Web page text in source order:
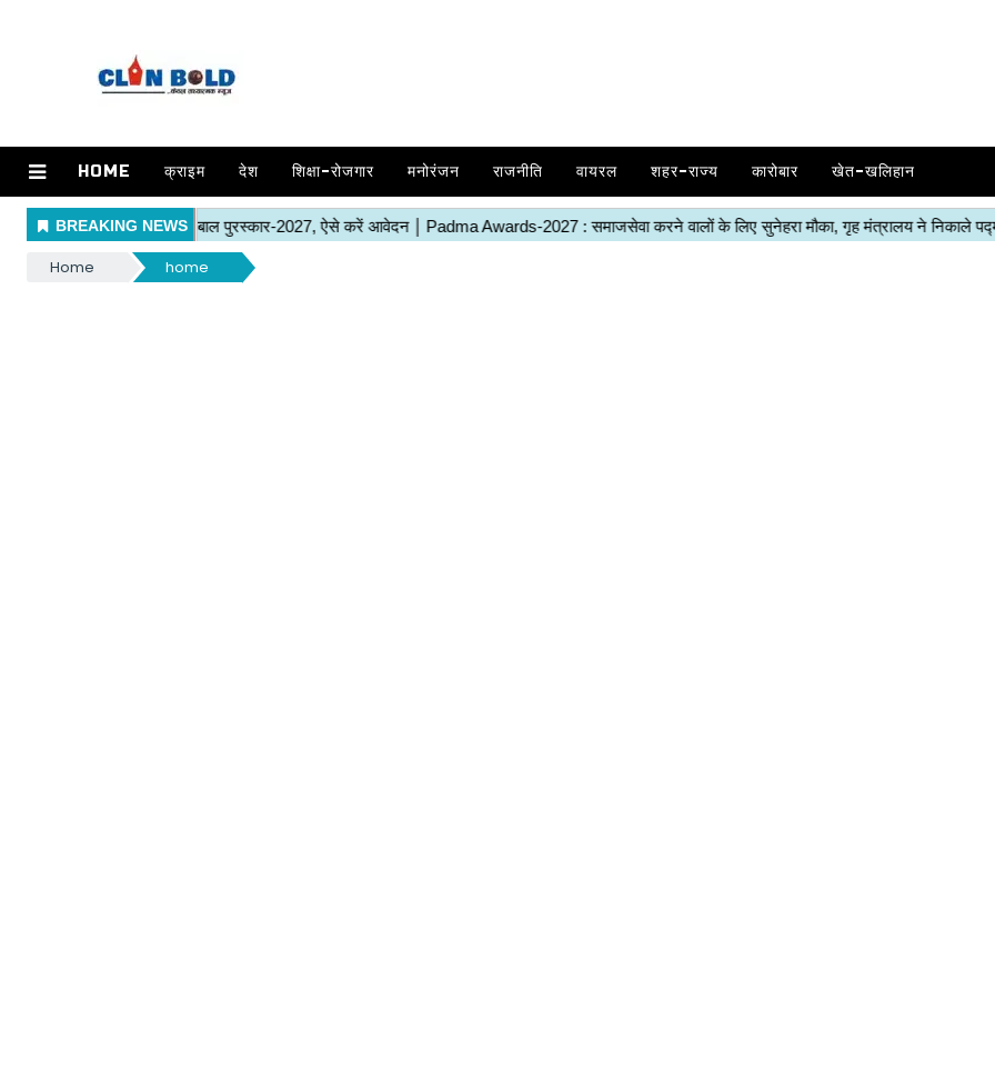
HOME क्राइम देश शिक्षा-रोजगार मनोरंजन राजनीति वायरल शहर-राज्य कारोबार खेत-खलिहान
Home home